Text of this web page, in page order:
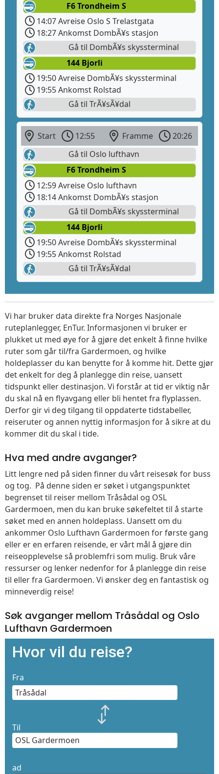
F6 Trondheim S
14:07 Avreise Oslo S Trelastgata
18:27 Ankomst DombÃ¥s stasjon
Gå til DombÃ¥s skyssterminal
144 Bjorli
19:50 Avreise DombÃ¥s skyssterminal
19:55 Ankomst Rolstad
Gå til TrÃ¥sÃ¥dal
Start 12:55 Framme
20:26
Gå til Oslo lufthavn
F6 Trondheim S
12:59 Avreise Oslo lufthavn
18:14 Ankomst DombÃ¥s stasjon
Gå til DombÃ¥s skyssterminal
144 Bjorli
19:50 Avreise DombÃ¥s skyssterminal
19:55 Ankomst Rolstad
Gå til TrÃ¥sÃ¥dal
Vi har bruker data direkte fra Norges Nasjonale
ruteplanlegger, EnTur. Informasjonen vi bruker er
plukket ut med øye for å gjøre det enkelt å finne hvilke
ruter som går til/fra Gardermoen, og hvilke
holdeplasser du kan benytte for å komme hit. Dette gjør
det enkelt for deg å planlegge din reise, uansett
tidspunkt eller destinasjon. Vi forstår at tid er viktig når
du skal nå en flyavgang eller bli hentet fra flyplassen.
Derfor gir vi deg tilgang til oppdaterte tidstabeller,
reiseruter og annen nyttig informasjon for å sikre at du
kommer dit du skal i tide.
Hva med andre avganger?
Litt lengre ned på siden finner du vårt reisesøk for buss
og tog. På denne siden er søket i utgangspunktet
begrenset til reiser mellom Tråsådal og OSL
Gardermoen, men du kan bruke søkefeltet til å starte
søket med en annen holdeplass. Uansett om du
ankommer Oslo Lufthavn Gardermoen for første gang
eller er en erfaren reisende, er vårt mål å gjøre din
reiseopplevelse så problemfri som mulig. Bruk våre
ressurser og lenker nedenfor for å planlegge din reise
til eller fra Gardermoen. Vi ønsker deg en fantastisk og
minneverdig reise!
Søk avganger mellom Tråsådal og Oslo
Lufthavn Gardermoen
Hvor vil du reise?
Fra
Til
ad